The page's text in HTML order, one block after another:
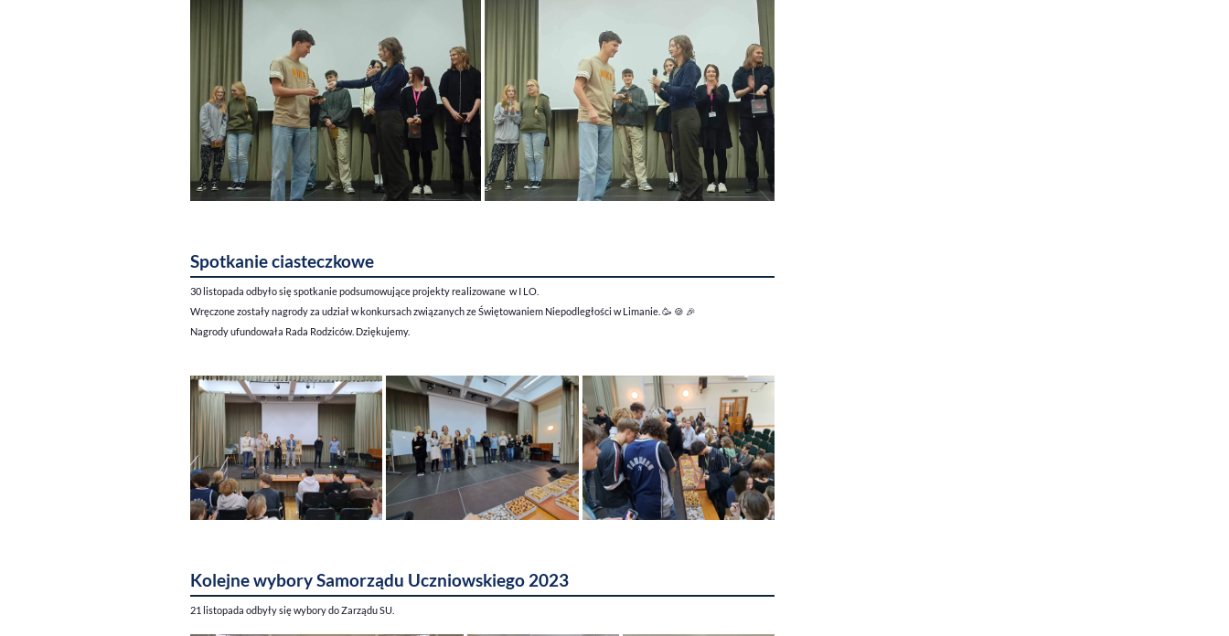
Spotkanie ciasteczkowe
30 listopada odbyło się spotkanie podsumowujące projekty realizowane w I LO.
Wręczone zostały nagrody za udział w konkursach związanych ze Świętowaniem Niepodległości w Limanie. 🥳 🍪 🎉
Nagrody ufundowała Rada Rodziców. Dziękujemy.
Kolejne wybory Samorządu Uczniowskiego 2023
21 listopada odbyły się wybory do Zarządu SU.